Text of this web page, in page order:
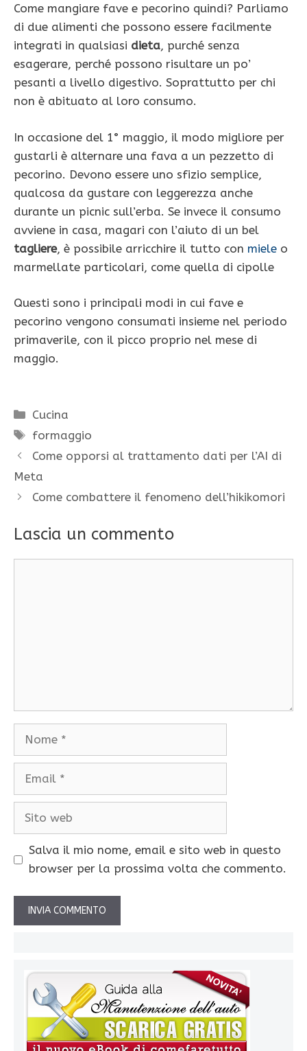
Come mangiare fave e pecorino quindi? Parliamo
di due alimenti che possono essere facilmente
integrati in qualsiasi dieta, purché senza
esagerare, perché possono risultare un po’
pesanti a livello digestivo. Soprattutto per chi
non è abituato al loro consumo.
In occasione del 1° maggio, il modo migliore per
gustarli è alternare una fava a un pezzetto di
pecorino. Devono essere uno sfizio semplice,
qualcosa da gustare con leggerezza anche
durante un picnic sull’erba. Se invece il consumo
avviene in casa, magari con l’aiuto di un bel
tagliere, è possibile arricchire il tutto con miele o
marmellate particolari, come quella di cipolle
Questi sono i principali modi in cui fave e
pecorino vengono consumati insieme nel periodo
primaverile, con il picco proprio nel mese di
maggio.
Categorie
Cucina
Tag
formaggio
Come opporsi al trattamento dati per l’AI di
Meta
Come combattere il fenomeno dell’hikikomori
Lascia un commento
Nome
Email
Sito
Salva il mio nome, email e sito web in questo
browser per la prossima volta che commento.